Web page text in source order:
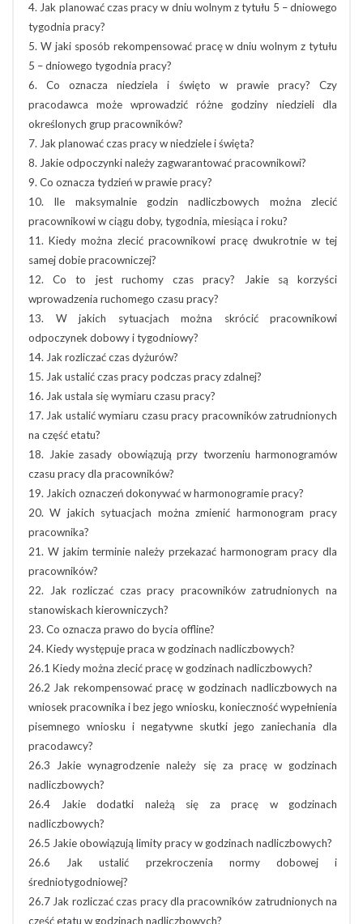
4. Jak planować czas pracy w dniu wolnym z tytułu 5 – dniowego
tygodnia pracy?
5. W jaki sposób rekompensować pracę w dniu wolnym z tytułu
5 – dniowego tygodnia pracy?
6. Co oznacza niedziela i święto w prawie pracy? Czy
pracodawca może wprowadzić różne godziny niedzieli dla
określonych grup pracowników?
7. Jak planować czas pracy w niedziele i święta?
8. Jakie odpoczynki należy zagwarantować pracownikowi?
9. Co oznacza tydzień w prawie pracy?
10. Ile maksymalnie godzin nadliczbowych można zlecić
pracownikowi w ciągu doby, tygodnia, miesiąca i roku?
11. Kiedy można zlecić pracownikowi pracę dwukrotnie w tej
samej dobie pracowniczej?
12. Co to jest ruchomy czas pracy? Jakie są korzyści
wprowadzenia ruchomego czasu pracy?
13. W jakich sytuacjach można skrócić pracownikowi
odpoczynek dobowy i tygodniowy?
14. Jak rozliczać czas dyżurów?
15. Jak ustalić czas pracy podczas pracy zdalnej?
16. Jak ustala się wymiaru czasu pracy?
17. Jak ustalić wymiaru czasu pracy pracowników zatrudnionych
na część etatu?
18. Jakie zasady obowiązują przy tworzeniu harmonogramów
czasu pracy dla pracowników?
19. Jakich oznaczeń dokonywać w harmonogramie pracy?
20. W jakich sytuacjach można zmienić harmonogram pracy
pracownika?
21. W jakim terminie należy przekazać harmonogram pracy dla
pracowników?
22. Jak rozliczać czas pracy pracowników zatrudnionych na
stanowiskach kierowniczych?
23. Co oznacza prawo do bycia offline?
24. Kiedy występuje praca w godzinach nadliczbowych?
26.1 Kiedy można zlecić pracę w godzinach nadliczbowych?
26.2 Jak rekompensować pracę w godzinach nadliczbowych na
wniosek pracownika i bez jego wniosku, konieczność wypełnienia
pisemnego wniosku i negatywne skutki jego zaniechania dla
pracodawcy?
26.3 Jakie wynagrodzenie należy się za pracę w godzinach
nadliczbowych?
26.4 Jakie dodatki należą się za pracę w godzinach
nadliczbowych?
26.5 Jakie obowiązują limity pracy w godzinach nadliczbowych?
26.6 Jak ustalić przekroczenia normy dobowej i
średniotygodniowej?
26.7 Jak rozliczać czas pracy dla pracowników zatrudnionych na
część etatu w godzinach nadliczbowych?